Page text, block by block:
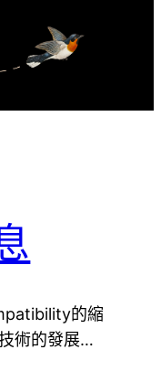
的縮
術的發展…